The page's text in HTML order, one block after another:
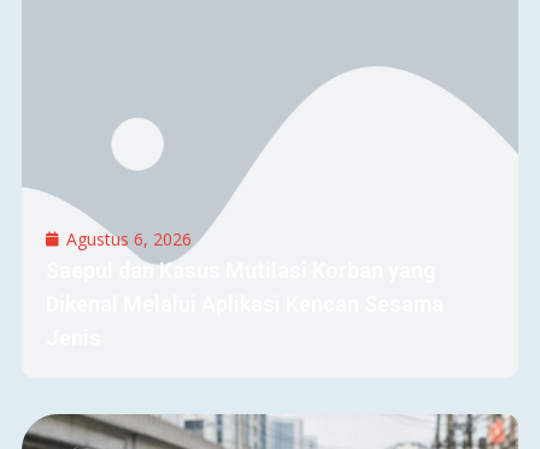
Agustus 6, 2026
Saepul dan Kasus Mutilasi Korban yang